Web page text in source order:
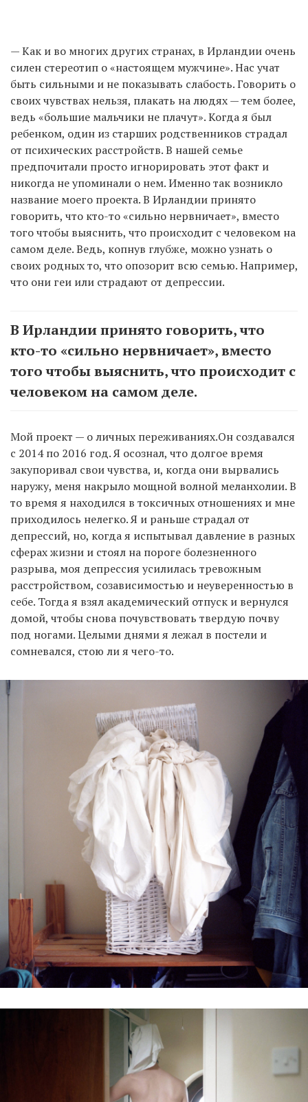
— Как и во многих других странах, в Ирландии очень
силен стереотип о «настоящем мужчине». Нас учат
быть сильными и не показывать слабость. Говорить о
своих чувствах нельзя, плакать на людях — тем более,
ведь «большие мальчики не плачут». Когда я был
ребенком, один из старших родственников страдал
от психических расстройств. В нашей семье
предпочитали просто игнорировать этот факт и
никогда не упоминали о нем. Именно так возникло
название моего проекта. В Ирландии принято
говорить, что кто-то «сильно нервничает», вместо
того чтобы выяснить, что происходит с человеком на
самом деле. Ведь, копнув глубже, можно узнать о
своих родных то, что опозорит всю семью. Например,
что они геи или страдают от депрессии.
В Ирландии принято говорить, что
кто-то «сильно нервничает», вместо
того чтобы выяснить, что происходит с
человеком на самом деле.
Мой проект — о личных переживаниях.Он создавался
с 2014 по 2016 год. Я осознал, что долгое время
закупоривал свои чувства, и, когда они вырвались
наружу, меня накрыло мощной волной меланхолии. В
то время я находился в токсичных отношениях и мне
приходилось нелегко. Я и раньше страдал от
депрессий, но, когда я испытывал давление в разных
сферах жизни и стоял на пороге болезненного
разрыва, моя депрессия усилилась тревожным
расстройством, созависимостью и неуверенностью в
себе. Тогда я взял академический отпуск и вернулся
домой, чтобы снова почувствовать твердую почву
под ногами. Целыми днями я лежал в постели и
сомневался, стою ли я чего-то.